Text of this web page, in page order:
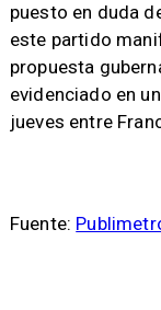
puesto en duda
este partido
propuesta
evidenciado en
jueves entre
Fuente: